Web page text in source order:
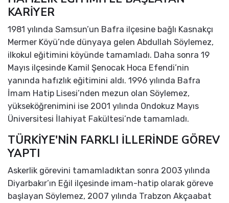
KARİYER
1981 yılında Samsun’un Bafra ilçesine bağlı Kasnakçı
Mermer Köyü’nde dünyaya gelen Abdullah Söylemez,
ilkokul eğitimini köyünde tamamladı. Daha sonra 19
Mayıs ilçesinde Kamil Şenocak Hoca Efendi’nin
yanında hafızlık eğitimini aldı. 1996 yılında Bafra
İmam Hatip Lisesi’nden mezun olan Söylemez,
yükseköğrenimini ise 2001 yılında Ondokuz Mayıs
Üniversitesi İlahiyat Fakültesi’nde tamamladı.
TÜRKİYE'NİN FARKLI İLLERİNDE GÖREV
YAPTI
Askerlik görevini tamamladıktan sonra 2003 yılında
Diyarbakır’ın Eğil ilçesinde imam-hatip olarak göreve
başlayan Söylemez, 2007 yılında Trabzon Akçaabat